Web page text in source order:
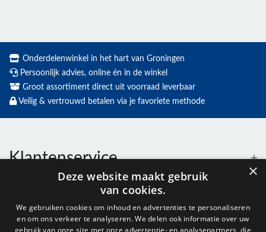
Onderdelenwinkel in het hart van Groningen
Persoonlijk advies, online én in de winkel
Groot assortiment direct uit voorraad leverbaar
Veilig & vertrouwd betalen via je favoriete methode
Klantenservice
×
Deze website maakt gebruik
van cookies.
We gebruiken cookies om inhoud en advertenties te personaliseren
en om ons verkeer te analyseren. We delen ook informatie over uw
gebruik van onze site met onze advertentie- en analysepartners, die